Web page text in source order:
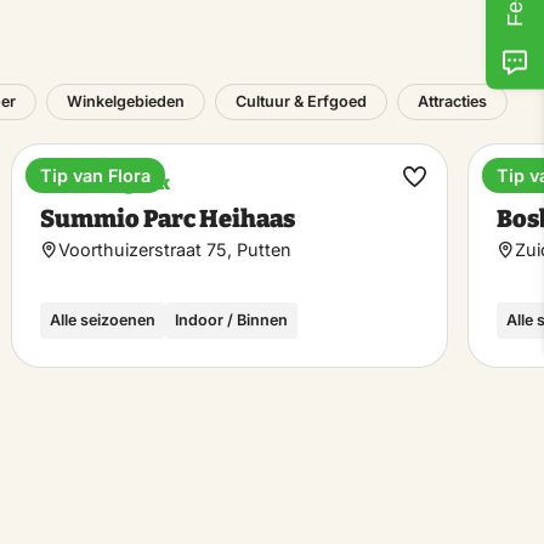
Winkelgebieden Cultuur & Erfgoed Attracties
Vakantiepark
Summio Parc Heihaas
Voorthuizerstraat 75, Putten
Alle seizoenen Indoor / Binnen
Tip van Flora
Maak
Alle
Tip